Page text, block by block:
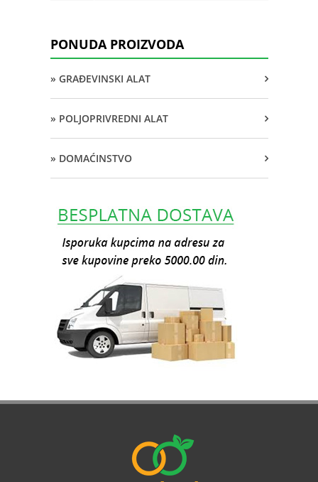
PONUDA PROIZVODA
» GRAĐEVINSKI ALAT
» POLJOPRIVREDNI ALAT
» DOMAĆINSTVO